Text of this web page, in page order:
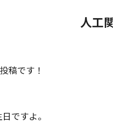
人工
稿です！
ですよ。